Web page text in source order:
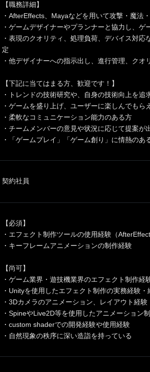
【職務詳細】
・AfterEffects、Mayaなどを用いて攻撃・魔法
・ゲームデザイナーやプランナーと協力し、
・表現のクオリティ、処理負荷、デバイス対
定
・他デザイナーへの指示出し、進行管理、ク
【下記に当てはまる方、歓迎です！】
・トレンドの技術研究や、自身の技術向上を追
・ゲームを盛り上げ、ユーザーに楽しんでもら
・柔軟なコミュニケーション能力のある方
・チームメンバーの意見や状況に応じて提案が
・「ゲームプレイ」「ゲーム創り」に情熱のあ
契約社員
【必須】
・エフェクト制作ツールの使用経験（
・キーフレームアニメーションの制作経験
【尚可】
・ゲーム業界・遊技機業界のエフェクト制作経
・Unityを使用したエフェクト制作の実務経験
・3Dカメラのアニメーション、レイアウト経験
・SpineやLive2D等を使用したアニメーション
・custom shaderでの開発経験や使用経験
・自然現象の秩序に深い造詣を持っている